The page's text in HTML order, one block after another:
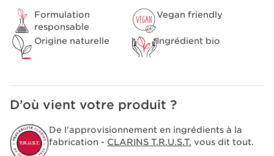
Formulation
responsable
Vegan friendly
Origine naturelle Ingrédient bio
D’où vient votre produit ?
De l'approvisionnement en ingrédients à la
fabrication - CLARINS T.R.U.S.T. vous dit tout.